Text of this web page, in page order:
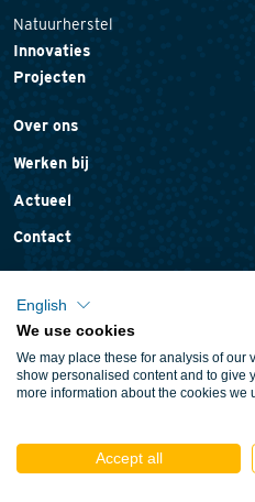
Natuurherstel
Innovaties
Projecten
Over ons
Werken bij
Actueel
Contact
Cookieverklaring
Algemene voorwaarden
English
We use cookies
We may place these for analysis of our
show personalised content and to give
more information about the cookies we
Accept all